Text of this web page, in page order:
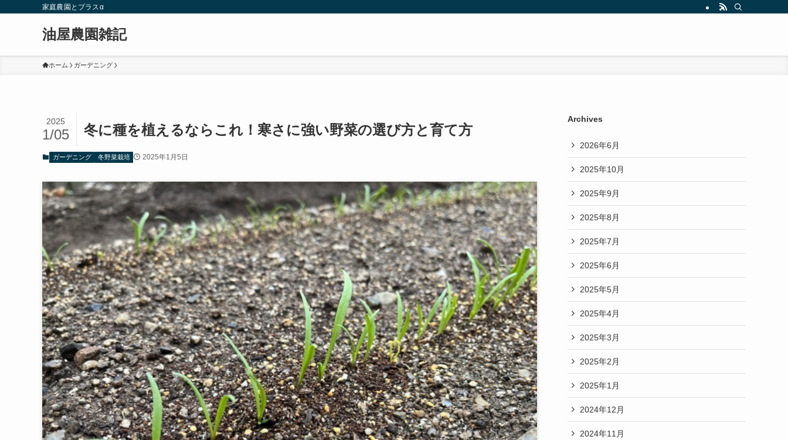
家庭農園とプラスα
油屋農園雑記
ホーム ガーデニング
冬に種を植えるならこれ！寒さに強い野菜の選び方と育て方
2025
1/05
ガーデニング 冬野菜栽培 2025年1月5日
Archives
2026年6月
2025年10月
2025年9月
2025年8月
2025年7月
2025年6月
2025年5月
2025年4月
2025年3月
2025年2月
2025年1月
2024年12月
2024年11月